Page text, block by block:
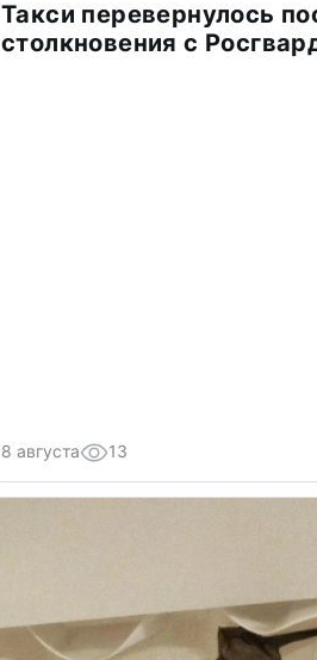
Такси перевернулось
столкновения с
8 августа 13